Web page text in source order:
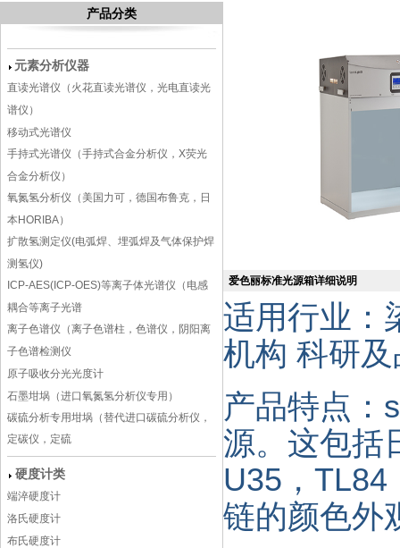
产品分类
元素分析仪器
直读光谱仪（火花直读光谱仪，光电直读光
谱仪）
移动式光谱仪
手持式光谱仪（手持式合金分析仪，X荧光
合金分析仪）
氧氮氢分析仪（美国力可，德国布鲁克，日
本HORIBA）
扩散氢测定仪(电弧焊、埋弧焊及气体保护焊
测氢仪)
ICP-AES(ICP-OES)等离子体光谱仪（电感
耦合等离子光谱
离子色谱仪（离子色谱柱，色谱仪，阴阳离
子色谱检测仪
原子吸收分光光度计
石墨坩埚（进口氧氮氢分析仪专用）
碳硫分析专用坩埚（替代进口碳硫分析仪，
定碳仪，定硫
硬度计类
端淬硬度计
洛氏硬度计
布氏硬度计
爱色丽标准光源箱详细说明
适用行业：
机构 科研
产品特点：
源。这包括
U35，TL84
链的颜色外